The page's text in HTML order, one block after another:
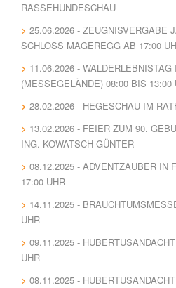
RASSEHUNDESCHAU
25.06.2026 - ZEUGNISVERGABE
SCHLOSS MAGEREGG AB 17:00
11.06.2026 -
(MESSEGELÄNDE) 08:00 BIS 13:00
28.02.2026 - HEGESCHAU IM
13.02.2026 - FEIER ZUM 90.
ING. KOWATSCH GÜNTER
08.12.2025 - ADVENTZAUBER IN
17:00 UHR
14.11.2025 -
UHR
09.11.2025 -
UHR
08.11.2025 -